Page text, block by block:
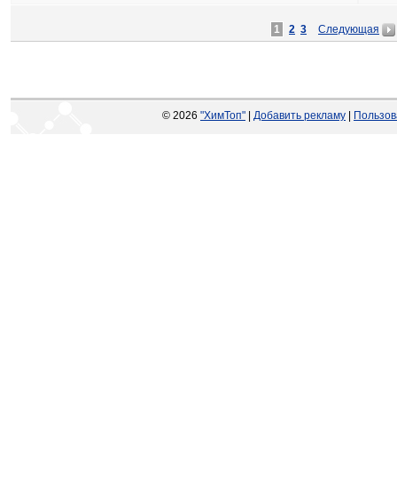
1 2 3 Следующая
© 2026 "ХимТоп" Добавить рекламу